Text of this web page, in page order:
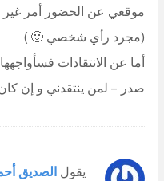
موقعي عن الحضور أمر غير
(مجرد رأي شخصي 🙂 )
أما عن الانتقادات
صدر – لمن ينتقدني و إن
يقول الصديق